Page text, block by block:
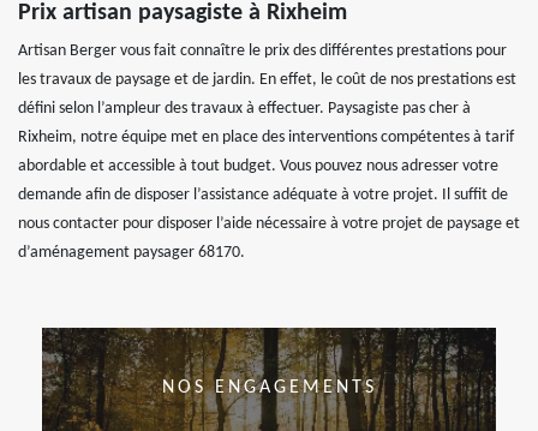
Prix artisan paysagiste à Rixheim
Artisan Berger vous fait connaître le prix des différentes prestations pour
les travaux de paysage et de jardin. En effet, le coût de nos prestations est
défini selon l’ampleur des travaux à effectuer. Paysagiste pas cher à
Rixheim, notre équipe met en place des interventions compétentes à tarif
abordable et accessible à tout budget. Vous pouvez nous adresser votre
demande afin de disposer l’assistance adéquate à votre projet. Il suffit de
nous contacter pour disposer l’aide nécessaire à votre projet de paysage et
d’aménagement paysager 68170.
NOS ENGAGEMENTS